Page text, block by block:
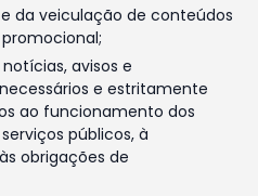
da veiculação de conteúdos
avisos e
e estritamente
ao funcionamento dos
públicos, à
obrigações de